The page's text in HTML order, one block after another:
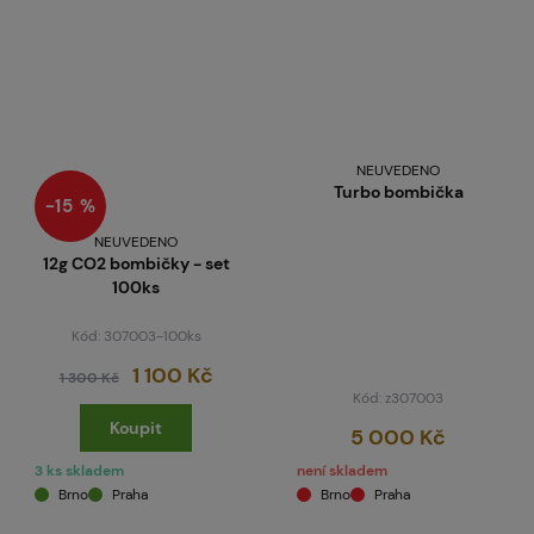
−15 %
NEUVEDENO
12g CO2 bombičky - set
100ks
Kód: 307003-100ks
1 300 Kč 1 100 Kč
Koupit
3 ks skladem
Brno
Praha
NEUVEDENO
Turbo bombička
Kód: z307003
5 000 Kč
není skladem
Brno
Praha